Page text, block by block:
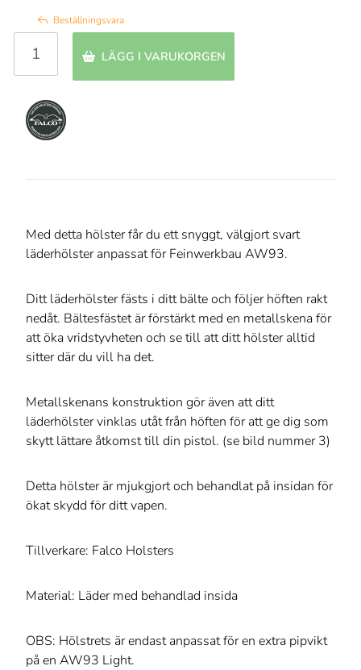
Beställningsvara
LÄGG I VARUKORGEN
Med detta hölster får du ett snyggt, välgjort svart
läderhölster anpassat för Feinwerkbau AW93.
Ditt läderhölster fästs i ditt bälte och följer höften rakt
nedåt. Bältesfästet är förstärkt med en metallskena för
att öka vridstyvheten och se till att ditt hölster alltid
sitter där du vill ha det.
Metallskenans konstruktion gör även att ditt
läderhölster vinklas utåt från höften för att ge dig som
skytt lättare åtkomst till din pistol. (se bild nummer 3)
Detta hölster är mjukgjort och behandlat på insidan för
ökat skydd för ditt vapen.
Tillverkare: Falco Holsters
Material: Läder med behandlad insida
OBS: Hölstrets är endast anpassat för en extra pipvikt
på en AW93 Light.